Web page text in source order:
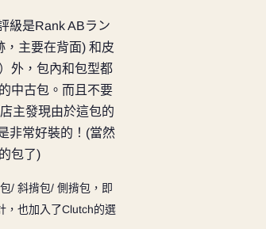
級是Rank ABラン
，主要在背面) 和皮
外，包內和包型都
中古包。而且不要
主發現由於這包的
非常好裝的！(當然
包了)
/ 斜揹包/ 側揹包，即
，也加入了Clutch的選